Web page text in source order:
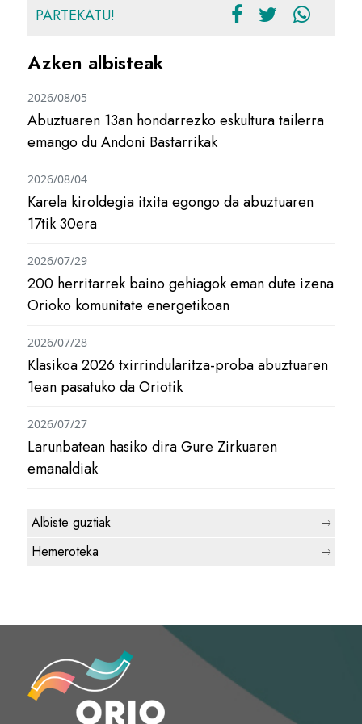
PARTEKATU!
Azken albisteak
Abuztuaren 13an hondarrezko eskultura tailerra
emango du Andoni Bastarrikak
2026/08/05
Karela kiroldegia itxita egongo da abuztuaren
17tik 30era
2026/08/04
200 herritarrek baino gehiagok eman dute izena
Orioko komunitate energetikoan
2026/07/29
Klasikoa 2026 txirrindularitza-proba abuztuaren
1ean pasatuko da Oriotik
2026/07/28
Larunbatean hasiko dira Gure Zirkuaren
emanaldiak
2026/07/27
Albiste guztiak
Hemeroteka